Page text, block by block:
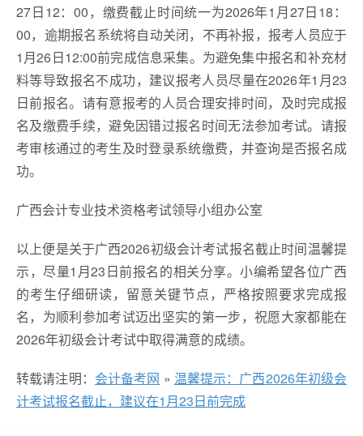
27日12：00，缴费截止时间统一为2026年1月27日18：
00，逾期报名系统将自动关闭，不再补报，报考人员应于
1月26日12:00前完成信息采集。为避免集中报名和补充材
料等导致报名不成功，建议报考人员尽量在2026年1月23
日前报名。请有意报考的人员合理安排时间，及时完成报
名及缴费手续，避免因错过报名时间无法参加考试。请报
考审核通过的考生及时登录系统缴费，并查询是否报名成
功。
广西会计专业技术资格考试领导小组办公室
以上便是关于广西2026初级会计考试报名截止时间温馨提
示，尽量1月23日前报名的相关分享。小编希望各位广西
的考生仔细研读，留意关键节点，严格按照要求完成报
名，为顺利参加考试迈出坚实的第一步，祝愿大家都能在
2026年初级会计考试中取得满意的成绩。
转载请注明： 会计备考网 » 温馨提示：广西2026年初级会
计考试报名截止，建议在1月23日前完成